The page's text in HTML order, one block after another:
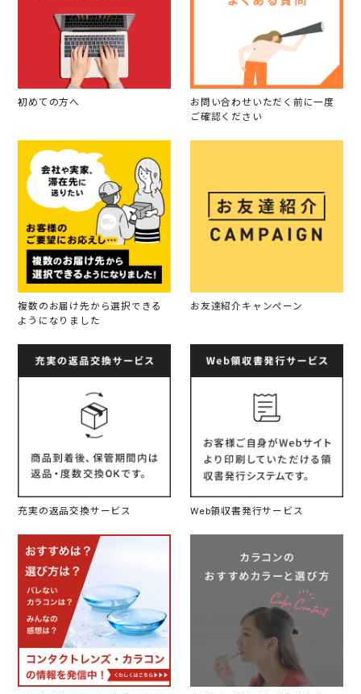
初めての方へ
お問い合わせいただく前に一度
ご確認ください
複数のお届け先から選択できる
ようになりました
お友達紹介キャンペーン
充実の返品交換サービス Web領収書発行サービス